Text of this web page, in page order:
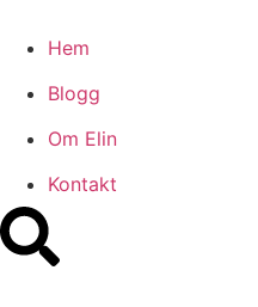
Hem
Blogg
Om Elin
Kontakt